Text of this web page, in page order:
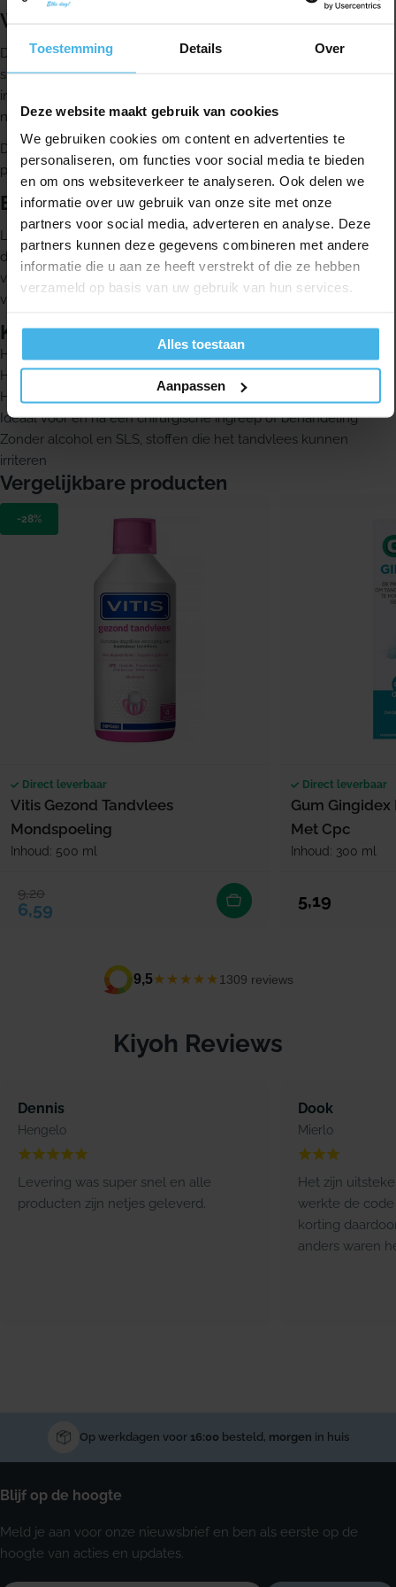
Toestemming Details Over
Deze website maakt gebruik van cookies
We gebruiken cookies om content en advertenties te
personaliseren, om functies voor social media te bieden
en om ons websiteverkeer te analyseren. Ook delen we
informatie over uw gebruik van onze site met onze
partners voor social media, adverteren en analyse. Deze
partners kunnen deze gegevens combineren met andere
informatie die u aan ze heeft verstrekt of die ze hebben
verzameld op basis van uw gebruik van hun services.
Alles toestaan
Aanpassen
Wanneer gebruik je het
Dit mondspoelmiddel is geschikt als je tandvlees gevoelig is of
snel bloedt. Het is ook ideaal voor en na een chirurgische
ingreep of behandeling, wanneer je mond extra verzorging
nodig heeft.
De formule is zonder alcohol en zonder SLS. Dat is prettig als je
producten wilt vermijden die het tandvlees kunnen irriteren.
Belangrijk om te weten
Langdurig gebruik van producten met CHX, chloorhexidine
digluconaat, kan soms tijdelijke verkleuring van tanden en tong
veroorzaken. Met een goede dagelijkse mondverzorging
verdwijnt deze verkleuring weer.
Kenmerken
Helpt de opbouw van tandplak te verminderen
Helpt gevoelig tandvlees te kalmeren
Helpt het tandvlees gezonder te houden
Ideaal voor en na een chirurgische ingreep of behandeling
Zonder alcohol en SLS, stoffen die het tandvlees kunnen
irriteren
Vergelijkbare producten
-28%
Direct leverbaar
Vitis Gezond Tandvlees
Mondspoeling
Inhoud: 500 ml
Verkoopprijs
6,59
Normale prijs
9,20
Direct leverbaar
Gum
Met Cpc
Inhoud: 300 ml
Normale prijs
5,19
9,5★★★★★ 1309 reviews
Kiyoh Reviews
Dennis
Hengelo
Levering was super snel en alle
producten zijn netjes geleverd.
Dook
Mierlo
Het zijn
werkte de code
korting
anders waren
Op werkdagen voor 16:00 besteld, morgen in huis
Blijf op de hoogte
Meld je aan voor onze nieuwsbrief en ben als eerste op de
hoogte van acties en updates.